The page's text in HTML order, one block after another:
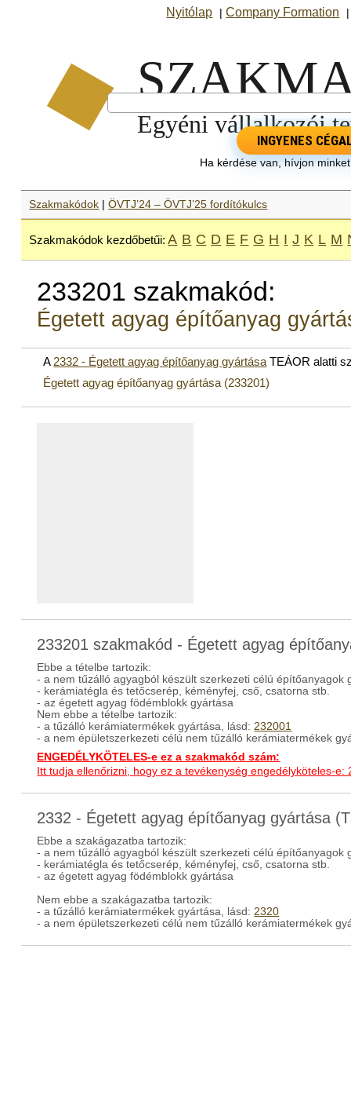
Nyitólap |Company Formation
INGYENES
Ha kérdése van, hívjon
Szakmakódok |ÖVTJ’24 – ÖVTJ’25 fordítókulcs
Szakmakódok kezdőbetűi: A B C D E F G H I J K L M
233201 szakmakód:
Égetett agyag építőanyag
A 2332 - Égetett agyag építőanyag gyártása TEÁOR alatti
Égetett agyag építőanyag gyártása (233201)
233201 szakmakód - Égetett agyag
Ebbe a tételbe tartozik:
- a nem tűzálló agyagból készült szerkezeti célú építőanyagok
- kerámiatégla és tetőcserép, kéményfej, cső, csatorna stb.
- az égetett agyag födémblokk gyártása
Nem ebbe a tételbe tartozik:
- a tűzálló kerámiatermékek gyártása, lásd:232001
- a nem épületszerkezeti célú nem tűzálló kerámiatermékek
ENGEDÉLYKÖTELES-e ez a szakmakód szám:
Itt tudja ellenőrizni, hogy ez a tevékenység engedélyköteles-e:
2332 - Égetett agyag építőanyag gyártása
Ebbe a szakágazatba tartozik:
- a nem tűzálló agyagból készült szerkezeti célú építőanyagok
- kerámiatégla és tetőcserép, kéményfej, cső, csatorna stb.
- az égetett agyag födémblokk gyártása
Nem ebbe a szakágazatba tartozik:
- a tűzálló kerámiatermékek gyártása, lásd:2320
- a nem épületszerkezeti célú nem tűzálló kerámiatermékek